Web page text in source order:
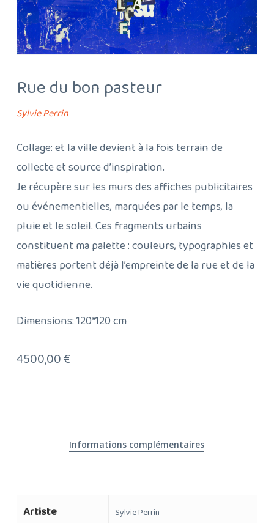
Rue du bon pasteur
Sylvie Perrin
Collage: et la ville devient à la fois terrain de
collecte et source d’inspiration.
Je récupère sur les murs des affiches publicitaires
ou événementielles, marquées par le temps, la
pluie et le soleil. Ces fragments urbains
constituent ma palette : couleurs, typographies et
matières portent déjà l’empreinte de la rue et de la
vie quotidienne.
Dimensions: 120*120 cm
4500,00€
Informations complémentaires
Artiste Sylvie Perrin